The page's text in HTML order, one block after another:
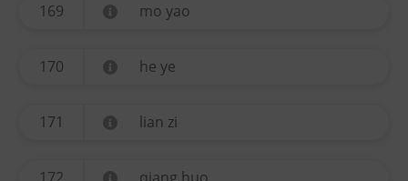
169 mo yao
170 he ye
171 lian zi